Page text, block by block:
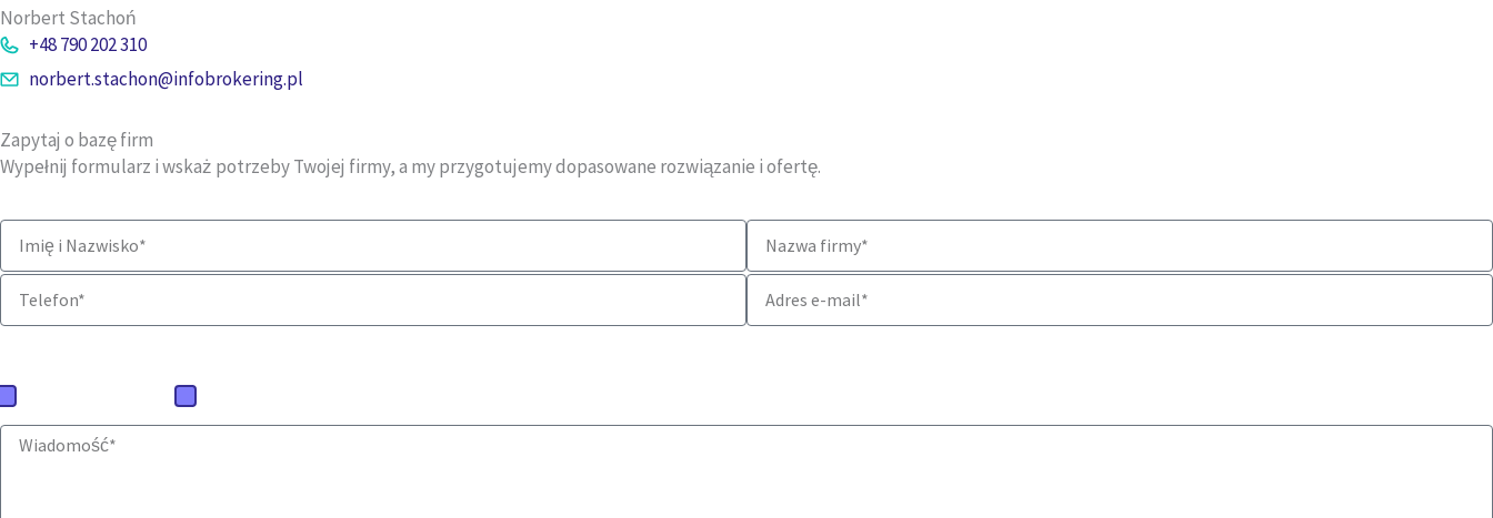
Norbert Stachoń
+48 790 202 310
norbert.stachon@infobrokering.pl
Zapytaj o bazę firm
Wypełnij formularz i wskaż potrzeby Twojej firmy, a my przygotujemy dopasowane rozwiązanie i ofertę.